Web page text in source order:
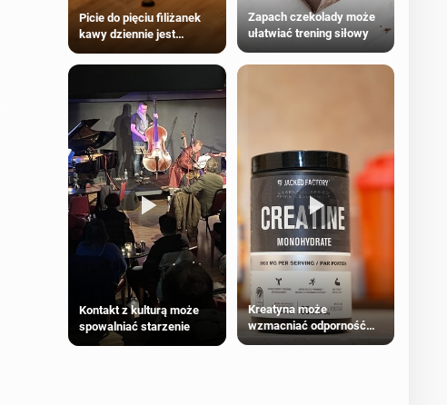
Picie do pięciu filiżanek
kawy dziennie jest
większości dorosłych
Zapach czekolady może
ułatwiać trening siłowy
Kontakt z kulturą może
spowalniać starzenie
Kreatyna może
wzmacniać odporność
przeciw nowotworom